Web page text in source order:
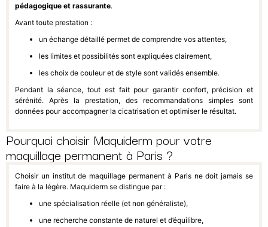
pédagogique et rassurante.
Avant toute prestation :
un échange détaillé permet de comprendre vos attentes,
les limites et possibilités sont expliquées clairement,
les choix de couleur et de style sont validés ensemble.
Pendant la séance, tout est fait pour garantir confort, précision et
sérénité. Après la prestation, des recommandations simples sont
données pour accompagner la cicatrisation et optimiser le résultat.
Pourquoi choisir Maquiderm pour votre
maquillage permanent à Paris ?
Choisir un institut de maquillage permanent à Paris ne doit jamais se
faire à la légère. Maquiderm se distingue par :
une spécialisation réelle (et non généraliste),
une recherche constante de naturel et d’équilibre,